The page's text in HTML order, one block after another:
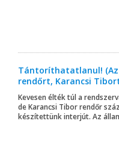
Tántoríthatatlanul!
rendőrt, Karancsi
Kevesen élték túl a
de Karancsi Tibor rendőr
készítettünk interjút. Az